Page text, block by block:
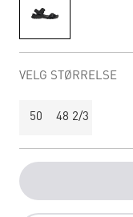
VELG STØRRELSE
50 48 2/3